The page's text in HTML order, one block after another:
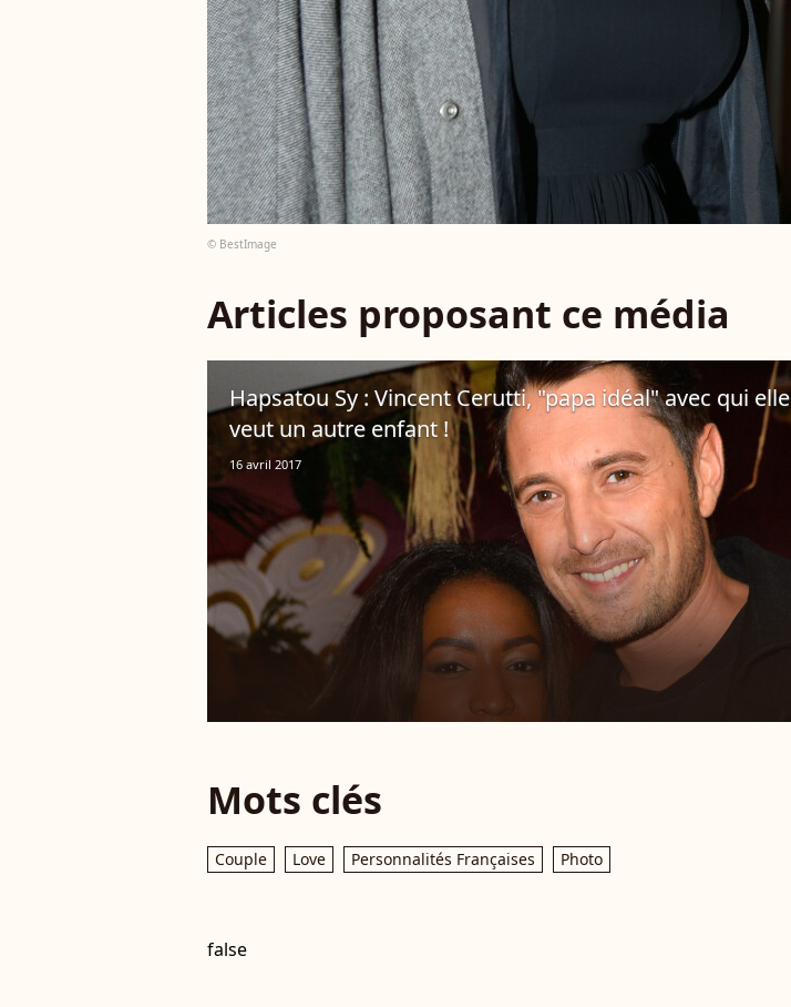
© BestImage
Articles proposant ce média
Hapsatou Sy : Vincent Cerutti, "papa idéal" avec qui elle
veut un autre enfant !
16 avril 2017
Mots clés
Couple Love Personnalités Françaises Photo
false